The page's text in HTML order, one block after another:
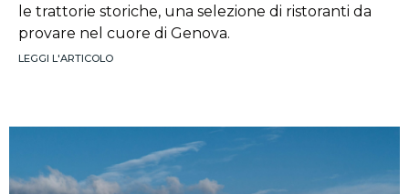
le trattorie storiche, una selezione di ristoranti da
provare nel cuore di Genova.
LEGGI L'ARTICOLO